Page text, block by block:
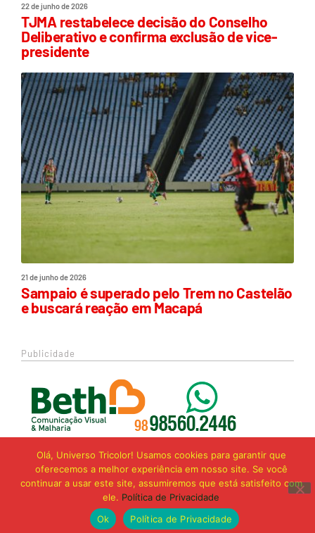
22 de junho de 2026
TJMA restabelece decisão do Conselho
Deliberativo e confirma exclusão de vice-
presidente
21 de junho de 2026
Sampaio é superado pelo Trem no Castelão
e buscará reação em Macapá
Publicidade
Olá, Universo Tricolor! Usamos cookies para garantir que
oferecemos a melhor experiência em nosso site. Se você
continuar a usar este site, assumiremos que está satisfeito com
ele. Política de Privacidade
Ok
Política de Privacidade